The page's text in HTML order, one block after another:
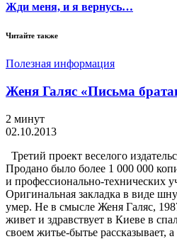
Жди меня, и я вернусь…
Читайте также
Полезная информация
Женя Галяс «Письма
2 минут
02.10.2013
Третий проект веселого
Продано было более 1 000 000
и профессионально-технических
Оригинальная закладка в виде
умер. Не в смысле Женя Галяс,
живет и здравствует в Киеве в
своем житье-бытье рассказывает,